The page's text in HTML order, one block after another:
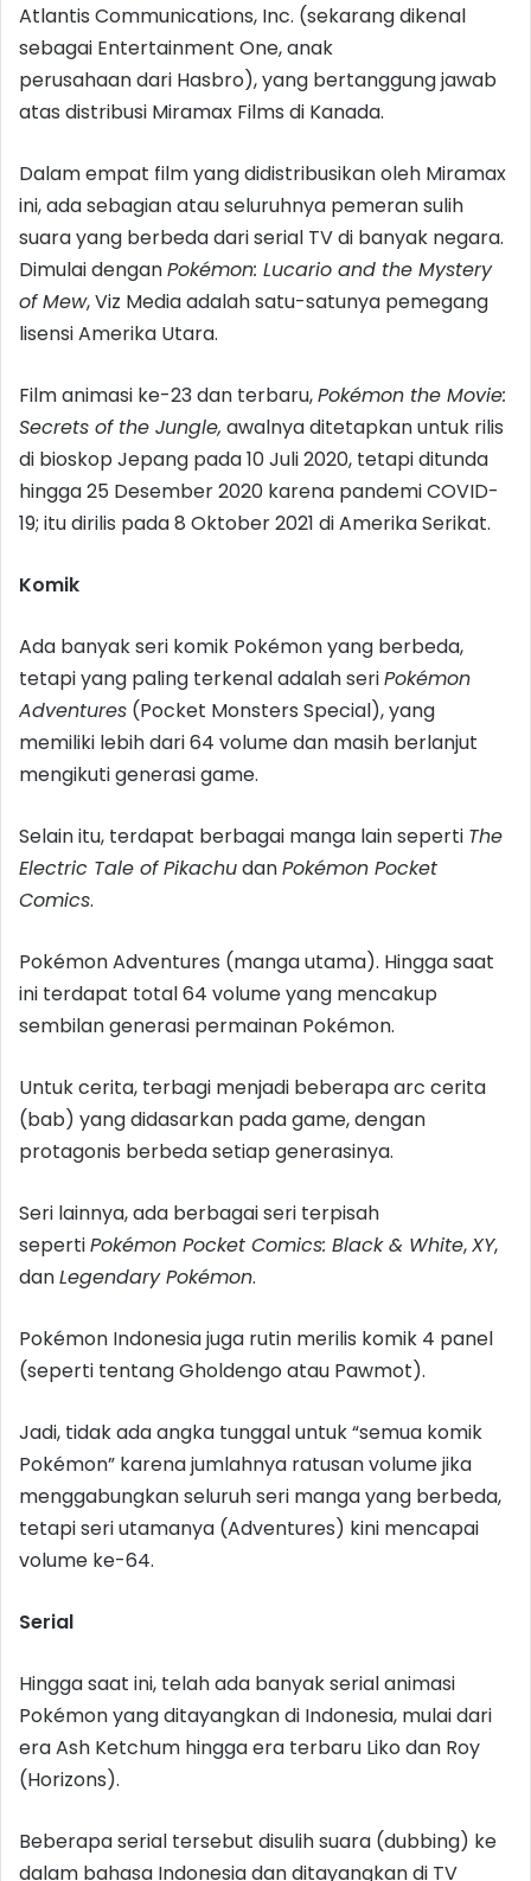
Atlantis Communications, Inc. (sekarang dikenal
sebagai Entertainment One, anak
perusahaan dari Hasbro), yang bertanggung jawab
atas distribusi Miramax Films di Kanada.
Dalam empat film yang didistribusikan oleh Miramax
ini, ada sebagian atau seluruhnya pemeran sulih
suara yang berbeda dari serial TV di banyak negara.
Dimulai denganPokémon: Lucario and the Mystery
of Mew, Viz Media adalah satu-satunya pemegang
lisensi Amerika Utara.
Film animasi ke-23 dan terbaru,Pokémon the Movie:
Secrets of the Jungle, awalnya ditetapkan untuk rilis
di bioskop Jepang pada 10 Juli 2020, tetapi ditunda
hingga 25 Desember 2020 karena pandemi COVID-
19; itu dirilis pada 8 Oktober 2021 di Amerika Serikat.
Komik
Ada banyak seri komik Pokémon yang berbeda,
tetapi yang paling terkenal adalah seriPokémon
Adventures (Pocket Monsters Special), yang
memiliki lebih dari 64 volume dan masih berlanjut
mengikuti generasi game.
Selain itu, terdapat berbagai manga lain seperti The
Electric Tale of PikachudanPokémon Pocket
Comics.
Pokémon Adventures (manga utama). Hingga saat
ini terdapat total 64 volume yang mencakup
sembilan generasi permainan Pokémon.
Untuk cerita, terbagi menjadi beberapa arc cerita
(bab) yang didasarkan pada game, dengan
protagonis berbeda setiap generasinya.
Seri lainnya, ada berbagai seri terpisah
sepertiPokémon Pocket Comics: Black & White,XY,
danLegendary Pokémon.
Pokémon Indonesia juga rutin merilis komik 4 panel
(seperti tentang Gholdengo atau Pawmot).
Jadi, tidak ada angka tunggal untuk “semua komik
Pokémon” karena jumlahnya ratusan volume jika
menggabungkan seluruh seri manga yang berbeda,
tetapi seri utamanya (Adventures) kini mencapai
volume ke-64.
Serial
Hingga saat ini, telah ada banyak serial animasi
Pokémon yang ditayangkan di Indonesia, mulai dari
era Ash Ketchum hingga era terbaru Liko dan Roy
(Horizons).
Beberapa serial tersebut disulih suara (dubbing) ke
dalam bahasa Indonesia dan ditayangkan di TV